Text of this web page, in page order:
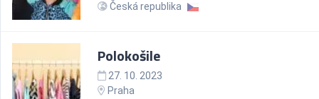
Česká republika
Polokošile
27. 10. 2023
Praha